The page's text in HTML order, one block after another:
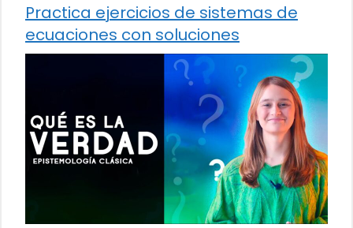
Practica ejercicios de sistemas de
ecuaciones con soluciones